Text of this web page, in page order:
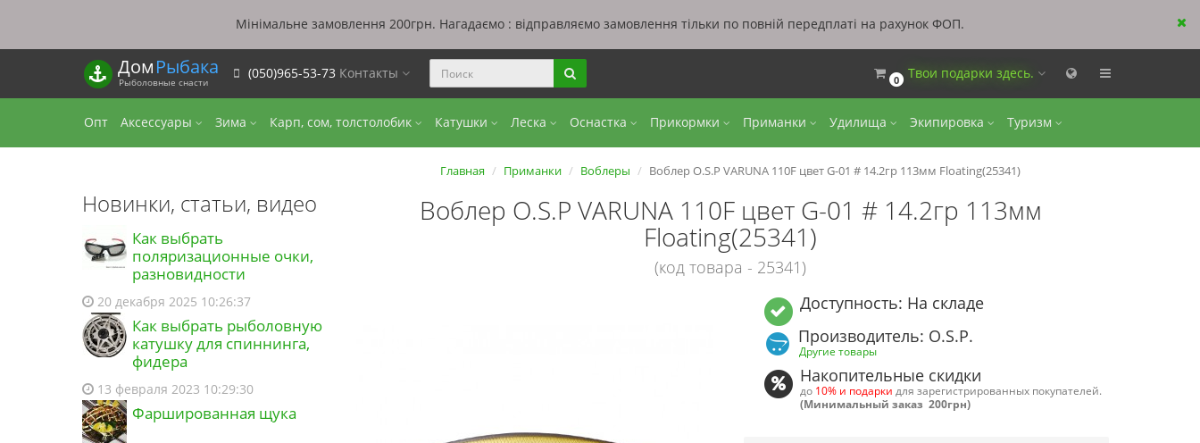
Мінімальне замовлення 200грн. Нагадаємо : відправляємо замовлення тільки по повній передплаті на рахунок ФОП.
ДомРыбака
Рыболовные снасти
(050)965-53-73 Контакты 0 Твои подарки здесь.
Опт Аксессуары Зима Карп, сом, толстолобик Катушки Леска Оснастка Прикормки Приманки Удилища Экипировка Туризм
Новинки, статьи, видео
Как выбрать
поляризационные очки,
разновидности
20 декабря 2025 10:26:37
Как выбрать рыболовную
катушку для спиннинга,
фидера
13 февраля 2023 10:29:30
Фаршированная щука
Главная Приманки Воблеры Воблер O.S.P VARUNA 110F цвет G-01 # 14.2гр 113мм Floating(25341)
Воблер O.S.P VARUNA 110F цвет G-01 # 14.2гр 113мм
Floating(25341)
(код товара - 25341)
Доступность: На складе
Производитель: O.S.P.
Другие товары
Накопительные скидки
до 10% и подарки для зарегистрированных покупателей.
(Минимальный заказ 200грн)